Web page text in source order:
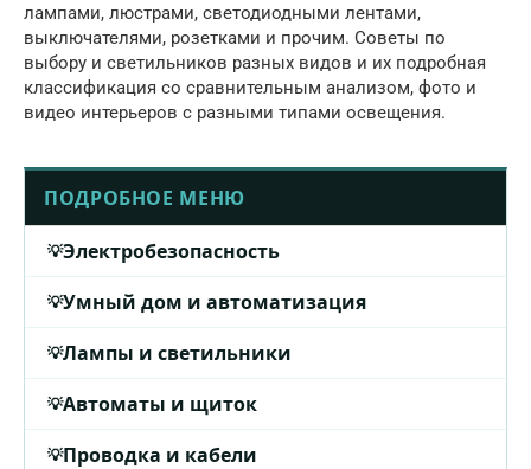
лампами, люстрами, светодиодными лентами,
выключателями, розетками и прочим. Советы по
выбору и светильников разных видов и их подробная
классификация со сравнительным анализом, фото и
видео интерьеров с разными типами освещения.
ПОДРОБНОЕ МЕНЮ
Электробезопасность
Умный дом и автоматизация
Лампы и светильники
Автоматы и щиток
Проводка и кабели